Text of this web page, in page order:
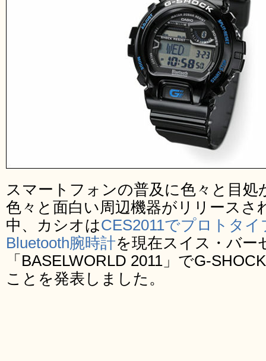
スマートフォンの普及に色々と目
色々と面白い周辺機器がリリースさ
中、カシオはCES2011でプロトタ
Bluetooth腕時計を現在スイス・バー
「BASELWORLD 2011」でG-
ことを発表しました。